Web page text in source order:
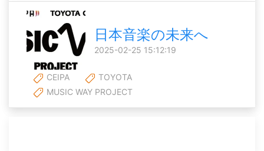
日本音楽の未来へ
2025-02-25 15:12:19
CEIPA
TOYOTA
MUSIC WAY PROJECT